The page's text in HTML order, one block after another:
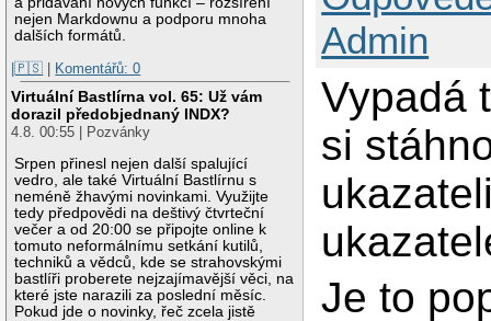
nejen Markdownu a podporu mnoha
dalších formátů.
|🇵🇸 | Komentářů: 0
Virtuální Bastlírna vol. 65: Už vám
dorazil předobjednaný INDX?
4.8. 00:55 | Pozvánky
Srpen přinesl nejen další spalující
vedro, ale také Virtuální Bastlírnu s
neméně žhavými novinkami. Využijte
tedy předpovědi na deštivý čtvrteční
večer a od 20:00 se připojte online k
tomuto neformálnímu setkání kutilů,
techniků a vědců, kde se strahovskými
bastlíři proberete nejzajímavější věci, na
které jste narazili za poslední měsíc.
Pokud jde o novinky, řeč zcela jistě
Admin
Vypadá
si
Je to